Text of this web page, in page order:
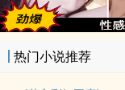
热门小说推荐